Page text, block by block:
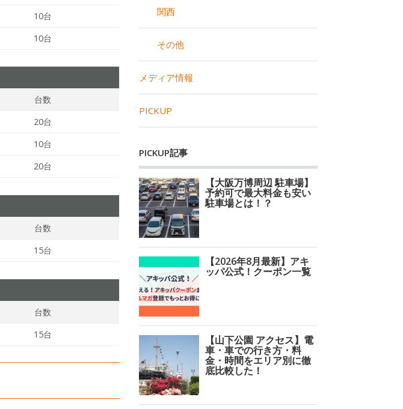
10台
10台
台数
20台
10台
20台
台数
15台
台数
15台
関西
その他
メディア情報
PICKUP
PICKUP記事
【大阪万博周辺 駐車場】
予約可で最大料金も安い
駐車場とは！？
【2026年8月最新】アキ
ッパ公式！クーポン一覧
【山下公園 アクセス】電
車・車での行き方・料
金・時間をエリア別に徹
底比較した！